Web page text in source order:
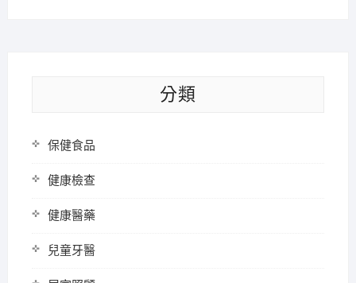
分類
保健食品
健康檢查
健康醫藥
兒童牙醫